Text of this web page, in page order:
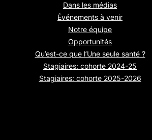
Dans les médias
Événements à venir
Notre équipe
Opportunités
Qu’est-ce que l’Une seule santé ?
Stagiaires: cohorte 2024-25
Stagiaires: cohorte 2025-2026